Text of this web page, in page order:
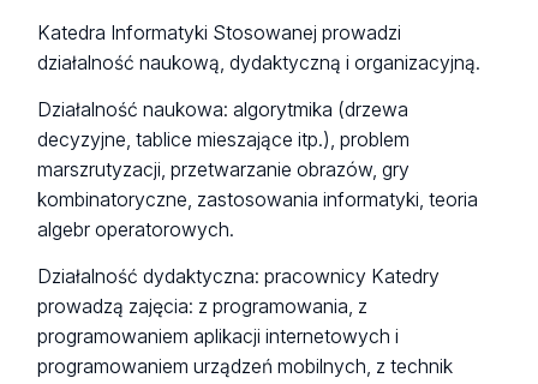
Katedra Informatyki Stosowanej prowadzi
działalność naukową, dydaktyczną i organizacyjną.
Działalność naukowa: algorytmika (drzewa
decyzyjne, tablice mieszające itp.), problem
marszrutyzacji, przetwarzanie obrazów, gry
kombinatoryczne, zastosowania informatyki, teoria
algebr operatorowych.
Działalność dydaktyczna: pracownicy Katedry
prowadzą zajęcia: z programowania, z
programowaniem aplikacji internetowych i
programowaniem urządzeń mobilnych, z technik